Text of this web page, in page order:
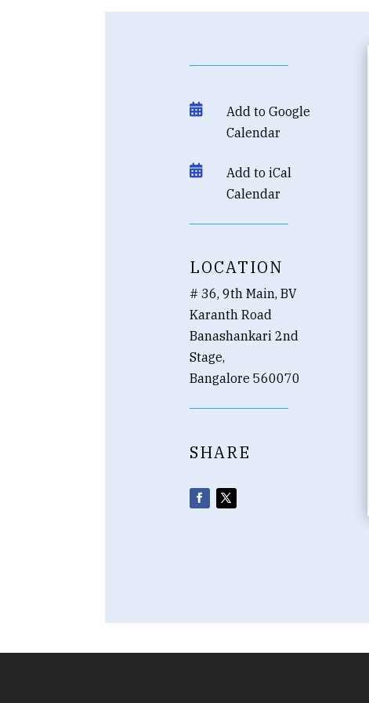

Add to Google
Calendar

Add to iCal
Calendar
LOCATION
# 36, 9th Main, BV
Karanth Road
Banashankari 2nd
Stage,
Bangalore 560070
SHARE